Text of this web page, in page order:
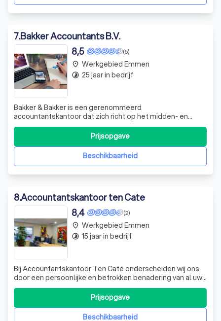
7.Bakker Accountants B.V.
(5)
8,5
Bakker & Bakker is een gerenommeerd
accountantskantoor dat zich richt op het midden- en
kleinbedrijf. Onze dienstverlening is niet beperkt tot
bedrijven in de noordelijke regio van Nederland, dankzij de
hedendaagse elektronische gegevensuitwisseling. Wij
onderscheiden ons door onze expertise en jare
Beschikbaarheid
Prijsopgave
place Werkgebied Emmen
timelapse 25 jaar in bedrijf
8.Accountantskantoor ten Cate
(2)
8,4
Bij Accountantskantoor Ten Cate onderscheiden wij ons
door een persoonlijke en betrokken benadering van al uw
fiscale en administratieve vraagstukken. Met meer dan 40
jaar ervaring in Emmen en omstreken, bieden wij u
deskundige ondersteuning op het gebied van
belastingaangifte, jaarrekeningen, salar
Beschikbaarheid
Prijsopgave
place Werkgebied Emmen
timelapse 15 jaar in bedrijf